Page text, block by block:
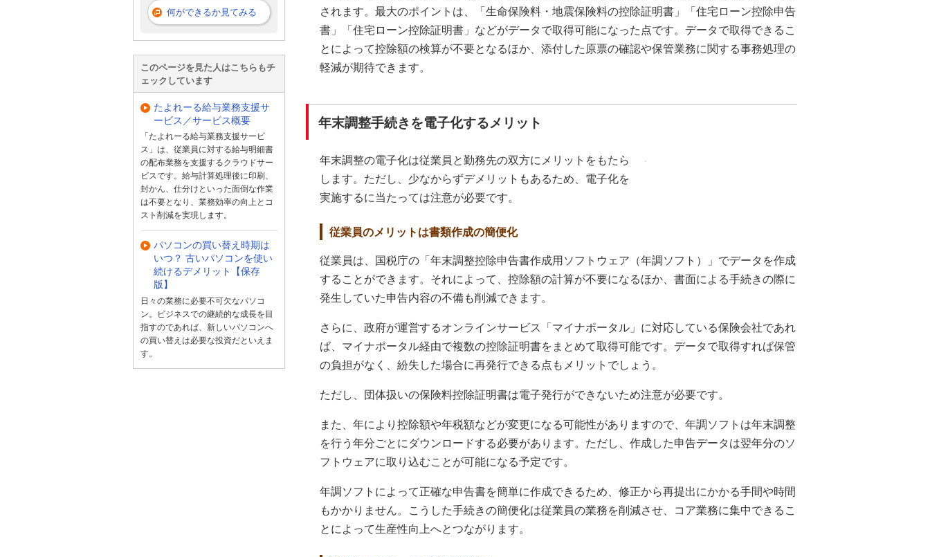
されます。最大のポイントは、「生命保険料・地震保険料の控除証明書」「住宅ローン控除申告
書」「住宅ローン控除証明書」などがデータで取得可能になった点です。データで取得できるこ
とによって控除額の検算が不要となるほか、添付した原票の確認や保管業務に関する事務処理の
軽減が期待できます。
年末調整手続きを電子化するメリット
年末調整の電子化は従業員と勤務先の双方にメリットをもたら
します。ただし、少なからずデメリットもあるため、電子化を
実施するに当たっては注意が必要です。
従業員のメリットは書類作成の簡便化
従業員は、国税庁の「年末調整控除申告書作成用ソフトウェア（年調ソフト）」でデータを作成
することができます。それによって、控除額の計算が不要になるほか、書面による手続きの際に
発生していた申告内容の不備も削減できます。
さらに、政府が運営するオンラインサービス「マイナポータル」に対応している保険会社であれ
ば、マイナポータル経由で複数の控除証明書をまとめて取得可能です。データで取得すれば保管
の負担がなく、紛失した場合に再発行できる点もメリットでしょう。
ただし、団体扱いの保険料控除証明書は電子発行ができないため注意が必要です。
また、年により控除額や年税額などが変更になる可能性がありますので、年調ソフトは年末調整
を行う年分ごとにダウンロードする必要があります。ただし、作成した申告データは翌年分のソ
フトウェアに取り込むことが可能になる予定です。
年調ソフトによって正確な申告書を簡単に作成できるため、修正から再提出にかかる手間や時間
もかかりません。こうした手続きの簡便化は従業員の業務を削減させ、コア業務に集中できるこ
とによって生産性向上へとつながります。
何ができるか見てみる
このページを見た人はこちらもチ
ェックしています
たよれーる給与業務支援サ
ービス／サービス概要
「たよれーる給与業務支援サービ
ス」は、従業員に対する給与明細書
の配布業務を支援するクラウドサー
ビスです。給与計算処理後に印刷、
封かん、仕分けといった面倒な作業
は不要となり、業務効率の向上とコ
スト削減を実現します。
パソコンの買い替え時期は
いつ？ 古いパソコンを使い
続けるデメリット【保存
版】
日々の業務に必要不可欠なパソコ
ン。ビジネスでの継続的な成長を目
指すのであれば、新しいパソコンへ
の買い替えは必要な投資だといえま
す。